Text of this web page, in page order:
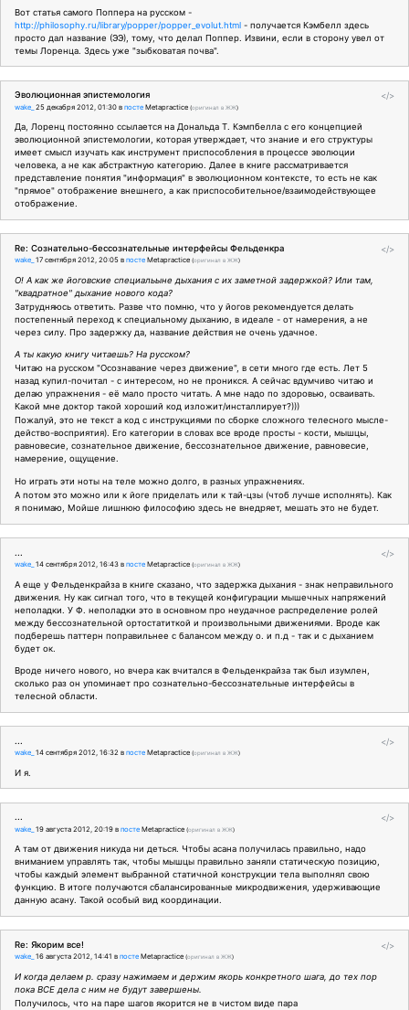
Вот статья самого Поппера на русском -
http://philosophy.ru/library/popper/popper_evolut.html - получается Кэмбелл здесь
просто дал название (ЭЭ), тому, что делал Поппер. Извини, если в сторону увел от
темы Лоренца. Здесь уже "зыбковатая почва".
</>
Эволюционная эпистемология
wake_ 25 декабря 2012, 01:30 в посте Metapractice (оригинал в ЖЖ)
Да, Лоренц постоянно ссылается на Дональда Т. Кэмпбелла с его концепцией
эволюционной эпистемологии, которая утверждает, что знание и его структуры
имеет смысл изучать как инструмент приспособления в процессе эволюции
человека, а не как абстрактную категорию. Далее в книге рассматривается
представление понятия "информация" в эволюционном контексте, то есть не как
"прямое" отображение внешнего, а как приспособительное/взаимодействующее
отображение.
</>
Re: Сознательно-бессознательные интерфейсы Фельденкра
wake_ 17 сентября 2012, 20:05 в посте Metapractice (оригинал в ЖЖ)
О! А как же йоговские специальыне дыхания с их заметной задержкой? Или там,
"квадратное" дыхание нового кода?
Затрудняюсь ответить. Разве что помню, что у йогов рекомендуется делать
постепенный переход к специальному дыханию, в идеале - от намерения, а не
через силу. Про задержку да, название действия не очень удачное.
А ты какую книгу читаешь? На русском?
Читаю на русском "Осознавание через движение", в сети много где есть. Лет 5
назад купил-почитал - с интересом, но не проникся. А сейчас вдумчиво читаю и
делаю упражнения - её мало просто читать. А мне надо по здоровью, осваивать.
Какой мне доктор такой хороший код изложит/инсталлирует?)))
Пожалуй, это не текст а код с инструкциями по сборке сложного телесного мысле-
действо-восприятия). Его категории в словах все вроде просты - кости, мышцы,
равновесие, сознательное движение, бессознательное движение, равновесие,
намерение, ощущение.
Но играть эти ноты на теле можно долго, в разных упражнениях.
А потом это можно или к йоге приделать или к тай-цзы (чтоб лучше исполнять). Как
я понимаю, Мойше лишнюю философию здесь не внедряет, мешать это не будет.
</>
...
wake_ 14 сентября 2012, 16:43 в посте Metapractice (оригинал в ЖЖ)
А еще у Фельденкрайза в книге сказано, что задержка дыхания - знак неправильного
движения. Ну как сигнал того, что в текущей конфигурации мышечных напряжений
неполадки. У Ф. неполадки это в основном про неудачное распределение ролей
между бессознательной ортостатиткой и произвольными движениями. Вроде как
подберешь паттерн поправильнее с балансом между о. и п.д - так и с дыханием
будет ок.
Вроде ничего нового, но вчера как вчитался в Фельденкрайза так был изумлен,
сколько раз он упоминает про сознательно-бессознательные интерфейсы в
телесной области.
</>
...
wake_ 14 сентября 2012, 16:32 в посте Metapractice (оригинал в ЖЖ)
И я.
</>
...
wake_ 19 августа 2012, 20:19 в посте Metapractice (оригинал в ЖЖ)
А там от движения никуда ни деться. Чтобы асана получилась правильно, надо
вниманием управлять так, чтобы мышцы правильно заняли статическую позицию,
чтобы каждый элемент выбранной статичной конструкции тела выполнял свою
функцию. В итоге получаются сбалансированные микродвижения, удерживающие
данную асану. Такой особый вид координации.
</>
Re: Якорим все!
wake_ 16 августа 2012, 14:41 в посте Metapractice (оригинал в ЖЖ)
И когда делаем р. сразу нажимаем и держим якорь конкретного шага, до тех пор
пока ВСЕ дела с ним не будут завершены.
Получилось, что на паре шагов якорится не в чистом виде пара